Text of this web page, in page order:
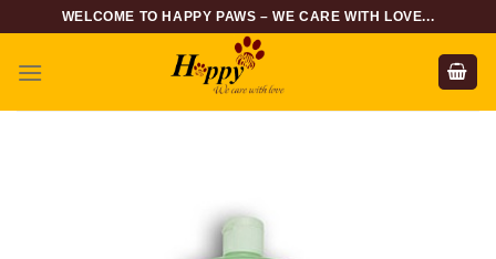
content
WELCOME TO HAPPY PAWS – WE CARE WITH LOVE...